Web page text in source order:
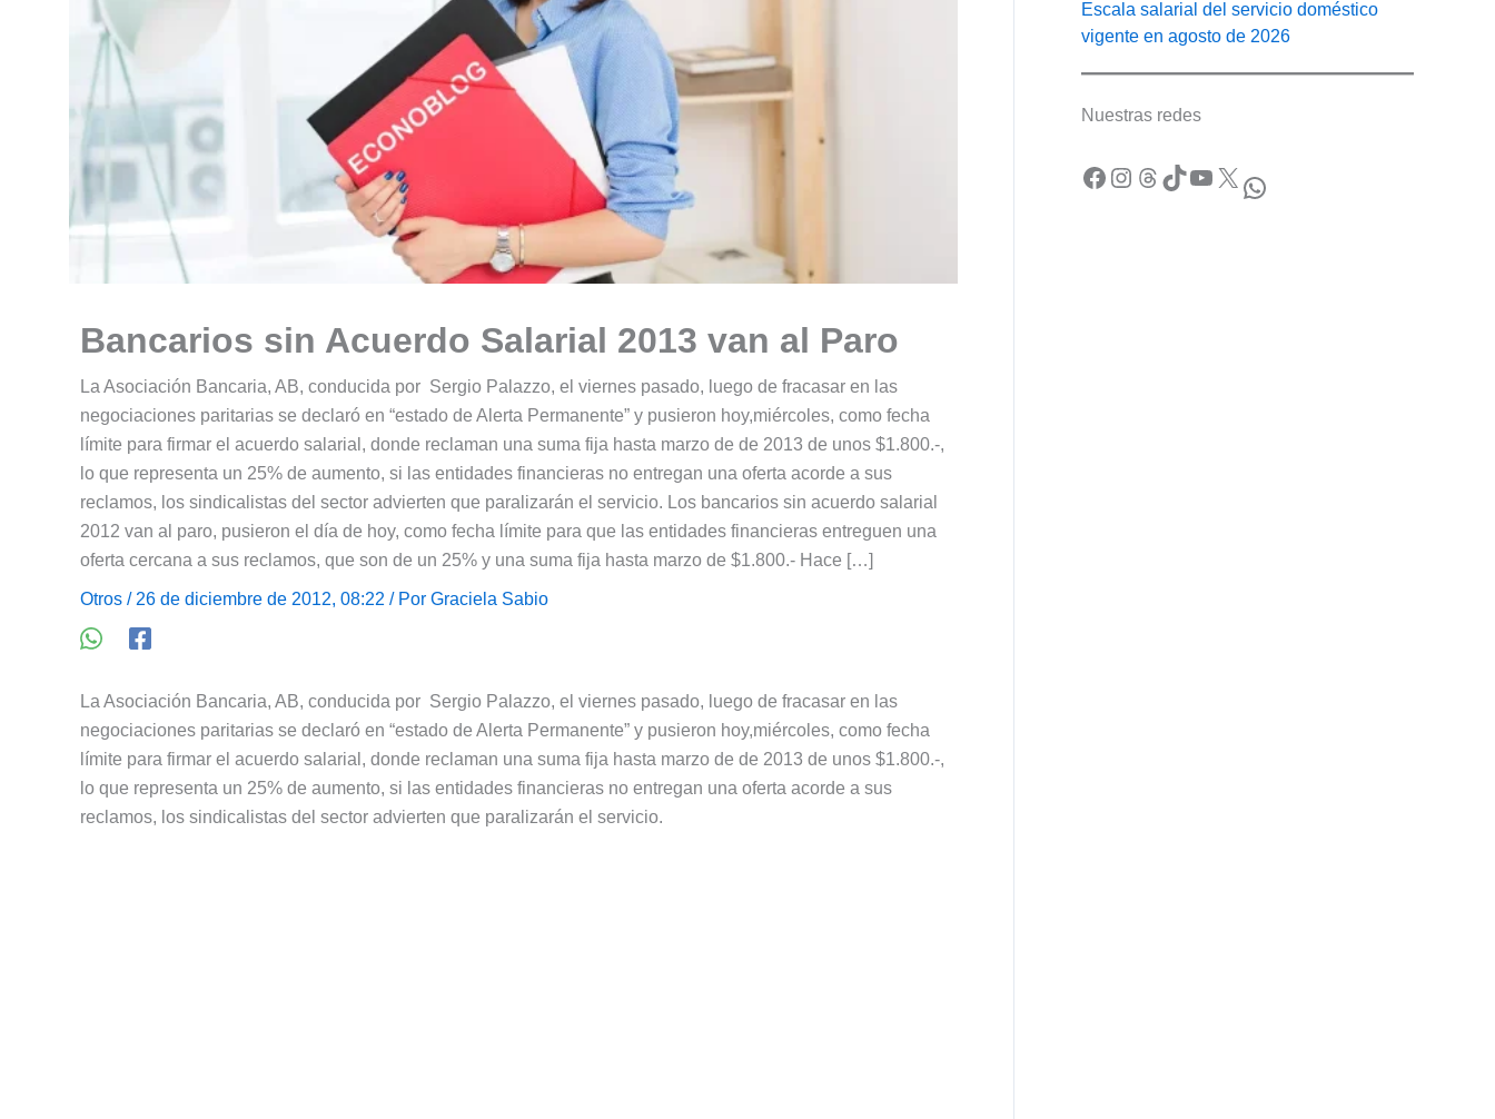
Bancarios sin Acuerdo Salarial 2013 van al Paro
La Asociación Bancaria, AB, conducida por Sergio Palazzo, el viernes pasado, luego de fracasar en las
negociaciones paritarias se declaró en “estado de Alerta Permanente” y pusieron hoy,miércoles, como fecha
límite para firmar el acuerdo salarial, donde reclaman una suma fija hasta marzo de de 2013 de unos $1.800.-,
lo que representa un 25% de aumento, si las entidades financieras no entregan una oferta acorde a sus
reclamos, los sindicalistas del sector advierten que paralizarán el servicio. Los bancarios sin acuerdo salarial
2012 van al paro, pusieron el día de hoy, como fecha límite para que las entidades financieras entreguen una
oferta cercana a sus reclamos, que son de un 25% y una suma fija hasta marzo de $1.800.- Hace […]
Otros / 26 de diciembre de 2012, 08:22 / Por Graciela Sabio
La Asociación Bancaria, AB, conducida por Sergio Palazzo, el viernes pasado, luego de fracasar en las
negociaciones paritarias se declaró en “estado de Alerta Permanente” y pusieron hoy,miércoles, como fecha
límite para firmar el acuerdo salarial, donde reclaman una suma fija hasta marzo de de 2013 de unos $1.800.-,
lo que representa un 25% de aumento, si las entidades financieras no entregan una oferta acorde a sus
reclamos, los sindicalistas del sector advierten que paralizarán el servicio.
Escala salarial del servicio doméstico
vigente en agosto de 2026
Nuestras redes
Facebook Instagram Threads TikTok YouTube X WhatsApp